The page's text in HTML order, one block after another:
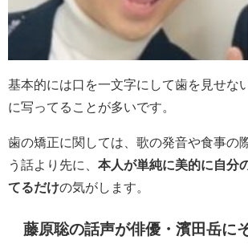
基本的には口を一文字にして歯を見せな
に写ってることが多いです。
歯の矯正に関しては、歌の発音や食事の
う話より先に、 本人が単純に美的に自分
てるだけの気がします。
藤原聡の話声が俳優・濱田岳に